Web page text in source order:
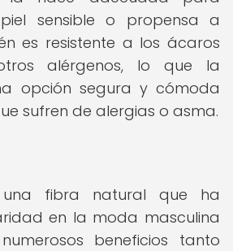
sensible o propensa a
es resistente a los ácaros
alérgenos, lo que la
opción segura y cómoda
sufren de alergias o asma.
fibra natural que ha
en la moda masculina
beneficios tanto